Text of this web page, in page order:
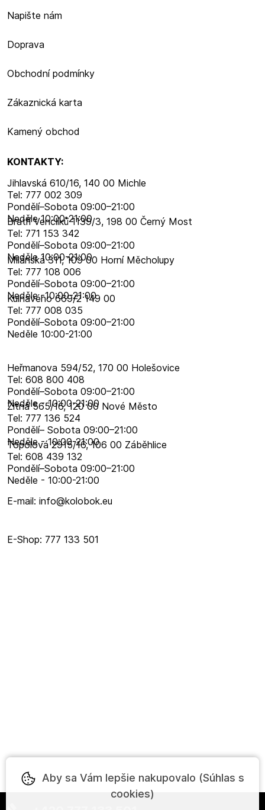
Napište nám
Doprava
Obchodní podmínky
Zákaznická karta
Kamený obchod
KONTAKTY:
Jihlavská 610/16, 140 00 Michle
Tel: 777 002 309
Pondělí–​Sobota 09:00–​21:00
Neděle 10:00-21:00
Bratří Venclíků 1139/3, 198 00 Černý Most
Tel: 771 153 342
Pondělí–​Sobota 09:00–​21:00
Neděle 10:00-21:00
Milánská 311, 109 00 Horní Měcholupy
Tel: 777 108 006
Pondělí–​Sobota 09:00–​21:00
Neděle -10:00-21:00
Kulhavého 669/2 149 00
Tel: 777 008 035
Pondělí–​Sobota 09:00–​21:00
Neděle 10:00-21:00
Heřmanova 594/52, 170 00 Holešovice
Tel: 608 800 408
Pondělí–​Sobota 09:00–​21:00
Neděle - 10:00-21:00
Žitná 565/16, 120 00 Nové Město
Tel: 777 136 524
Pondělí– Sobota 09:00–21:00
Neděle - 10:00-21:00
Topolová 2915/16, 106 00 Záběhlice
Tel: 608 439 132
Pondělí–​Sobota 09:00–​21:00
Neděle - 10:00-21:00
E-mail: info@kolobok.eu
E-Shop: 777 133 501
Aby sa Vám lepšie nakupovalo (Súhlas s
cookies)